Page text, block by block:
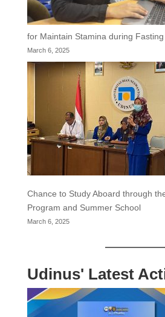
for Maintain Stamina during Fasting
March 6, 2025
Chance to Study Aboard through
Program and Summer School
March 6, 2025
Udinus' Latest